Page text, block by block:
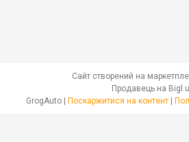
Сайт створений на
Продавець на
GrogAuto | Поскаржитися на контент |